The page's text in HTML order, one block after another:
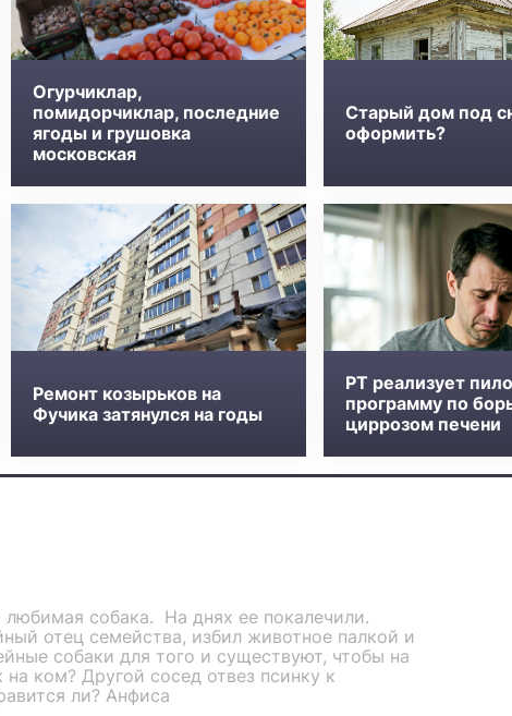
Огурчиклар,
помидорчиклар, последние
ягоды и грушовка
московская
Старый дом под
оформить?
Ремонт козырьков на
Фучика затянулся на годы
РТ реализует
программу по
циррозом печени
собака. На днях ее покалечили.
отец семейства, избил животное палкой и
собаки для того и существуют, чтобы на
ком? Другой сосед отвез псинку к
ли? Анфиса